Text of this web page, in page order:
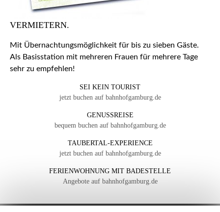
VERMIETERN.
Mit Übernachtungsmöglichkeit für bis zu sieben Gäste.
Als Basisstation mit mehreren Frauen für mehrere Tage
sehr zu empfehlen!
SEI KEIN TOURIST
jetzt buchen auf bahnhofgamburg.de
GENUSSREISE
bequem buchen auf bahnhofgamburg.de
TAUBERTAL-EXPERIENCE
jetzt buchen auf bahnhofgamburg.de
FERIENWOHNUNG MIT BADESTELLE
Angebote auf bahnhofgamburg.de